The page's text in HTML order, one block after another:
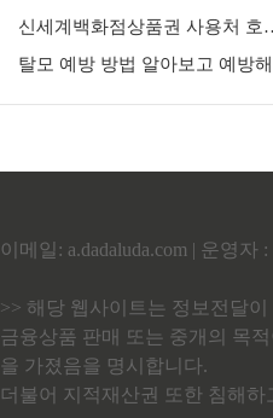
신세계백화점상품
탈모 예방 방법 알아보고 예방
이메일: a.dadaluda.com | 운영자
>> 해당 웹사이트는 정보전달
금융상품 판매 또는 중개의 목
을 가졌음을 명시합니다.
더불어 지적재산권 또한 침해